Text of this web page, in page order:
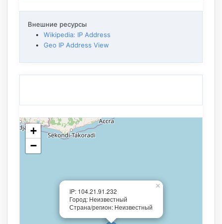
Внешние ресурсы
Wikipedia: IP Address
Geo IP Address View
IP: 104.21.91.232
Город: Неизвестный
Страна/регион: Неизвестный
×
+
−